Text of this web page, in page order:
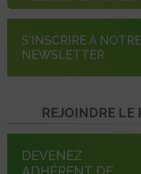
S'INSCRIRE À NOTRE
NEWSLETTER
REJOINDRE LE
DEVENEZ